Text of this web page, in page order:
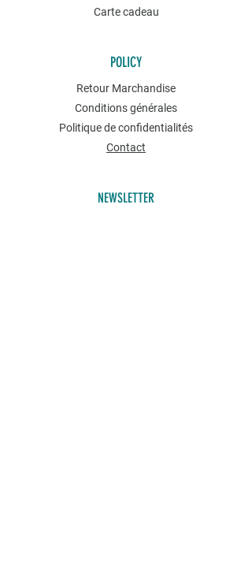
Carte cadeau
POLICY
Retour Marchandise
Conditions générales
Politique de confidentialités
Contact
NEWSLETTER